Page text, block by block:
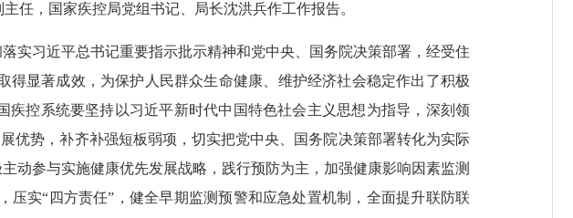
任，国家疾控局党组书记、局长沈洪兵作工作报告。
习近平总书记重要指示批示精神和党中央、国务院决策部署，经受住
显著成效，为保护人民群众生命健康、维护经济社会稳定作出了积极
控系统要坚持以习近平新时代中国特色社会主义思想为指导，深刻领
优势，补齐补强短板弱项，切实把党中央、国务院决策部署转化为实际
动参与实施健康优先发展战略，践行预防为主，加强健康影响因素监测
实“四方责任”，健全早期监测预警和应急处置机制，全面提升联防联